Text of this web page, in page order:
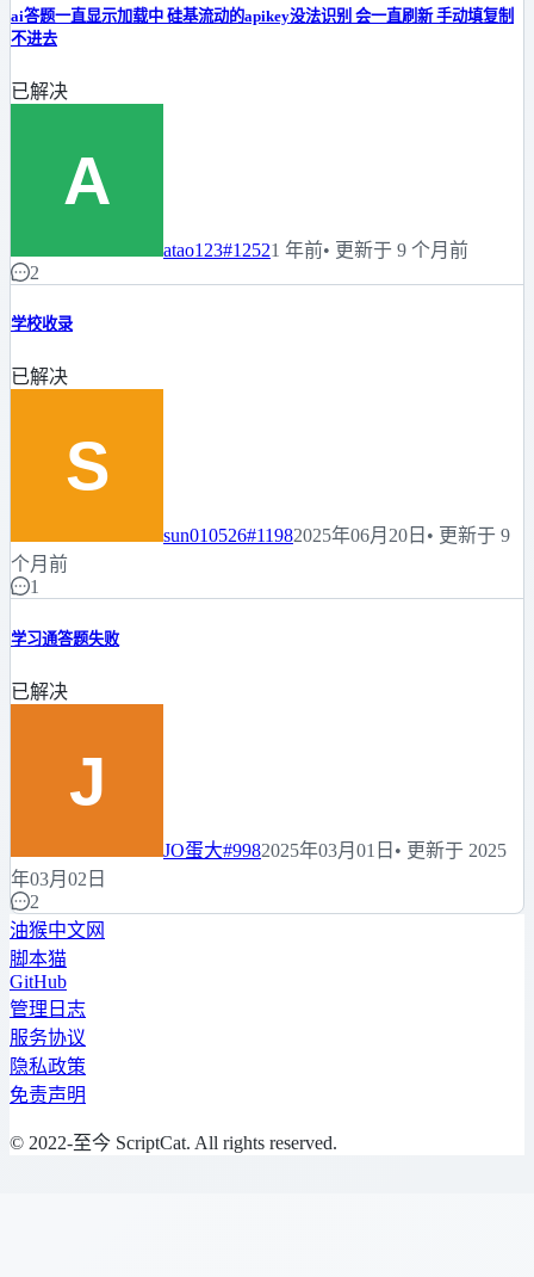
ai答题一直显示加载中 硅基流动的apikey没法识别 会一直刷新 手动填复制
不进去
已解决
atao123#12521 年前• 更新于 9 个月前
2
学校收录
已解决
sun010526#11982025年06月20日 • 更新于 9
个月前
1
学习通答题失败
已解决
JO蛋大#9982025年03月01日 • 更新于 2025
年03月02日
2
油猴中文网
脚本猫
GitHub
管理日志
服务协议
隐私政策
免责声明
© 2022-至今 ScriptCat. All rights reserved.